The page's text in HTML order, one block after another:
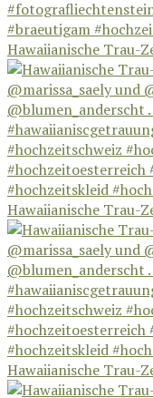
Hawaiianische Trau-
Hawaiianische Trau-
Hawaiianische Trau-